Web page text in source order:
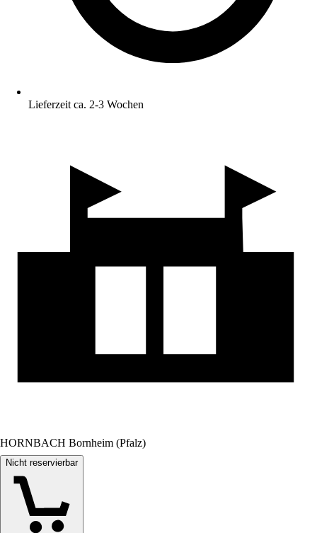
Lieferzeit ca. 2-3 Wochen
HORNBACH Bornheim (Pfalz)
Nicht reservierbar